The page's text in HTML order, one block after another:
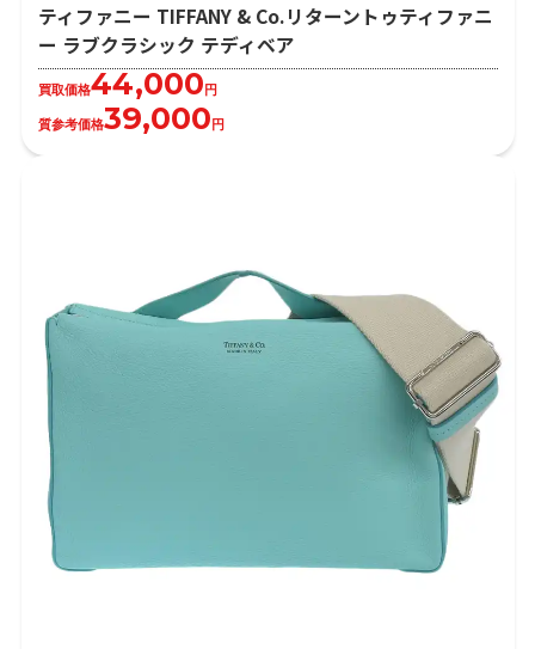
ティファニー TIFFANY & Co.リターントゥティファニ
ー ラブクラシック テディベア
買取価格44,000円
質参考価格39,000円